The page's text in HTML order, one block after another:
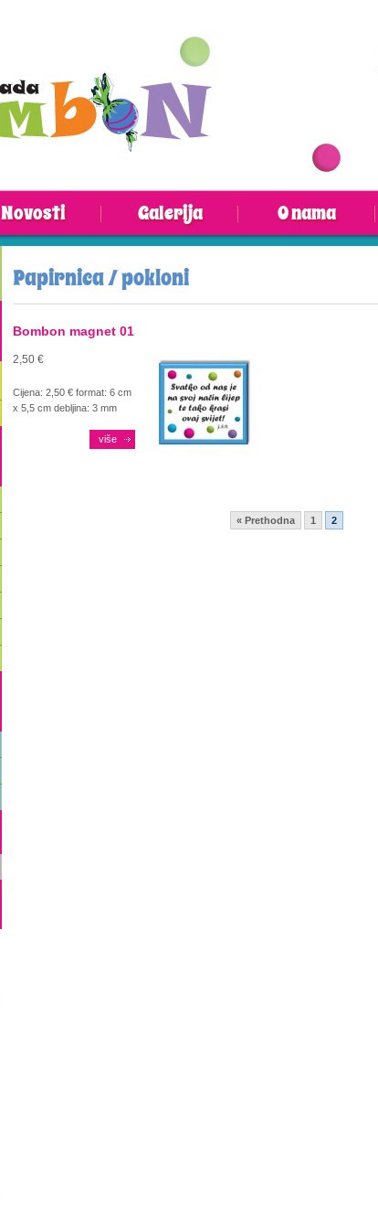
Novosti Galerija O nama
Papirnica / pokloni
Bombon magnet 01
2,50 €
Cijena: 2,50 € format: 6 cm
x 5,5 cm debljina: 3 mm
više
« Prethodna 1 2